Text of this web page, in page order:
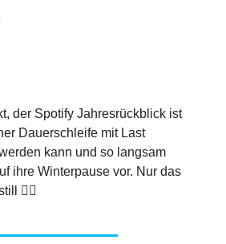
der Spotify Jahresrückblick ist
Dauerschleife mit Last
kann und so langsam
ihre Winterpause vor. Nur das
🤷‍♀️